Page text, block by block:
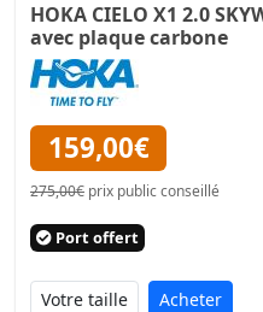
HOKA CIELO X1 2.0
avec plaque carbone
159,00€
275,00€ prix public conseillé
Port offert
Acheter